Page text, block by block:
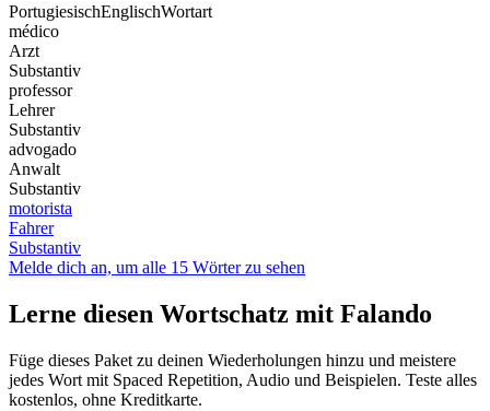
PortugiesischEnglischWortart
médico
Arzt
Substantiv
professor
Lehrer
Substantiv
advogado
Anwalt
Substantiv
motorista
Fahrer
Substantiv
Melde dich an, um alle 15 Wörter zu sehen
Lerne diesen Wortschatz mit Falando
Füge dieses Paket zu deinen Wiederholungen hinzu und meistere
jedes Wort mit Spaced Repetition, Audio und Beispielen. Teste alles
kostenlos, ohne Kreditkarte.